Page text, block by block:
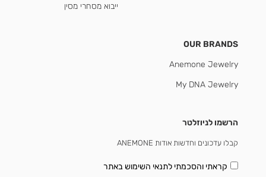
ייבוא מסחרי מסין
OUR BRANDS
Anemone Jewelry
My DNA Jewelry
הרשמו לניוזלטר
קבלו עדכונים וחדשות אודות ANEMONE
קראתי והסכמתילתנאי השימוש באתר